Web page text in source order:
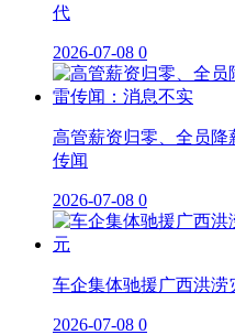
代
2026-07-08 0
高管薪资归零、全员
传闻
2026-07-08 0
车企集体驰援广西洪涝
2026-07-08 0